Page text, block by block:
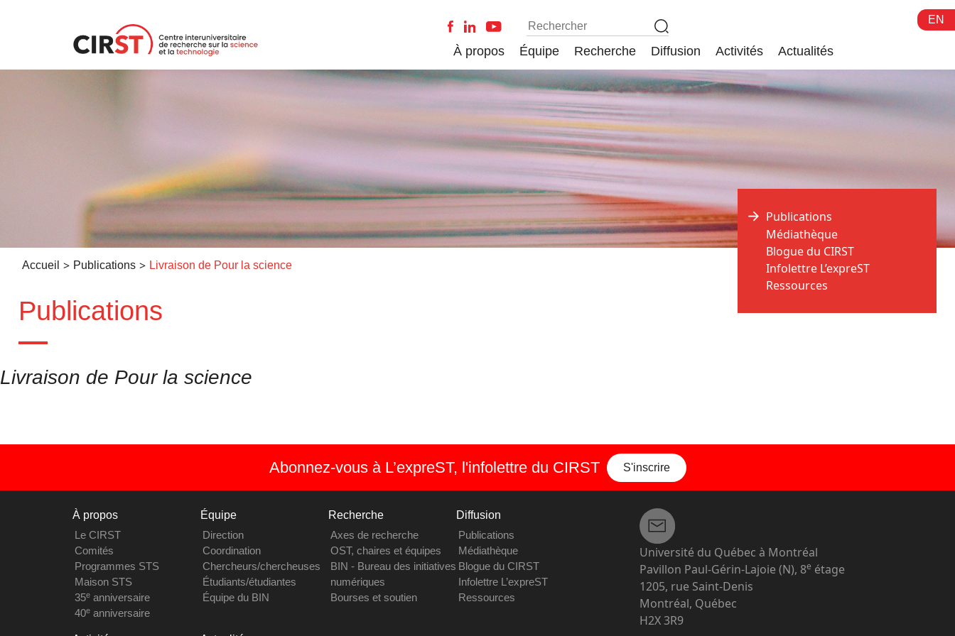
EN
À propos Équipe Recherche Diffusion Activités Actualités
Accueil > Publications > Livraison de Pour la science
Publications
Publications
Médiathèque
Blogue du CIRST
Infolettre L’expreST
Ressources
Livraison de Pour la science
Abonnez-vous à L’expreST, l'infolettre du CIRST S'inscrire
À propos
Le CIRST
Comités
Programmes STS
Maison STS
35eanniversaire
40eanniversaire
Équipe
Direction
Coordination
Chercheurs/chercheuses
Étudiants/étudiantes
Équipe du BIN
Recherche
Axes de recherche
OST, chaires et équipes
BIN - Bureau des initiatives
numériques
Bourses et soutien
Diffusion
Publications
Médiathèque
Blogue du CIRST
Infolettre L’expreST
Ressources
Université du Québec à Montréal
Pavillon Paul-Gérin-Lajoie (N), 8e étage
1205, rue Saint-Denis
Montréal, Québec
H2X 3R9